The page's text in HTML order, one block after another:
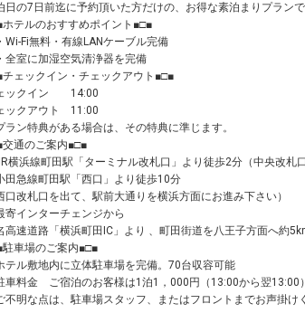
日の7日前迄に予約頂いた方だけの、お得な素泊まりプランで
ホテルのおすすめポイント■□■
Fi無料・有線LANケーブル完備
室に加湿空気清浄器を完備
チェックイン・チェックアウト■□■
ックイン 14:00
ックアウト 11:00
ン特典がある場合は、その特典に準じます。
交通のご案内■□■
横浜線町田駅「ターミナル改札口」より徒歩2分（中央改札
田急線町田駅「西口」より徒歩10分
口改札口を出て、駅前大通りを横浜方面にお進み下さい）
寄インターチェンジから
高速道路「横浜町田IC」より 、町田街道を八王子方面へ約
駐車場のご案内■□■
テル敷地内に立体駐車場を完備。70台収容可能
車料金 ご宿泊のお客様は1泊1，000円（13:00から翌13:00
不明な点は、駐車場スタッフ、またはフロントまでお声掛け